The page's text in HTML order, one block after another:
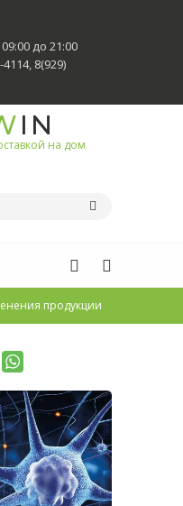
до 21:00
8(929)
IN
на дом
продукции